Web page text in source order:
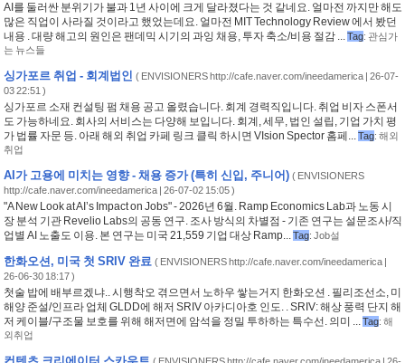
AI를 둘러싼 분위기가 불과 1년 사이에 크게 달라졌다는 것 같네요. 얼마전 까지만 해도
많은 직업이 사라질 것이라고 했었는데요. 얼마전 MIT Technology Review 에서 봤던
내용 . 대량 해고의 원인은 팬데믹 시기의 과잉 채용, 투자 축소/비용 절감 ...Tag: 관심가
는 뉴스들
싱가포르 취업 - 회계법인 ( ENVISIONERS http://cafe.naver.com/ineedamerica| 26-07-
03 22:51 )
싱가포르 소재 컨설팅 펌 채용 공고 올렸습니다. 회계 경력직입니다. 취업 비자 스폰서
도 가능하네요. 회사의 서비스는 다양해 보입니다. 회계, 세무, 법인 설립, 기업 가치 평
가 법률 자문 등. 아래 해외 취업 카페 링크 클릭 하시면 VIsion Spector 홈페...Tag: 해외
취업
AI가 고용에 미치는 영향 - 채용 증가 (특히 신입, 주니어) ( ENVISIONERS
http://cafe.naver.com/ineedamerica| 26-07-02 15:05 )
"A New Look at AI’s Impact on Jobs" - 2026년 6월. Ramp Economics Lab과 노동 시
장 분석 기관 Revelio Labs의 공동 연구. 조사 방식의 차별점 - 기존 연구는 설문조사/직
업별 AI 노출도 이용. 본 연구는 미국 21,559 기업 대상 Ramp...Tag: Job설
한화오션, 미국 첫 SRIV 완료 ( ENVISIONERS http://cafe.naver.com/ineedamerica|
26-06-30 18:17 )
첫술 밥에 배부르겠냐.. 시행착오 겪으면서 노하우 쌓는거지 한화오션 . 필리조선소, 미
해양 준설/인프라 업체 GLDD에 해저 SRIV 아카디아호 인도. . SRIV: 해상 풍력 단지 해
저 케이블/구조물 보호를 위해 해저면에 암석을 정밀 투하하는 특수선. 의미 ...Tag: 해
외취업